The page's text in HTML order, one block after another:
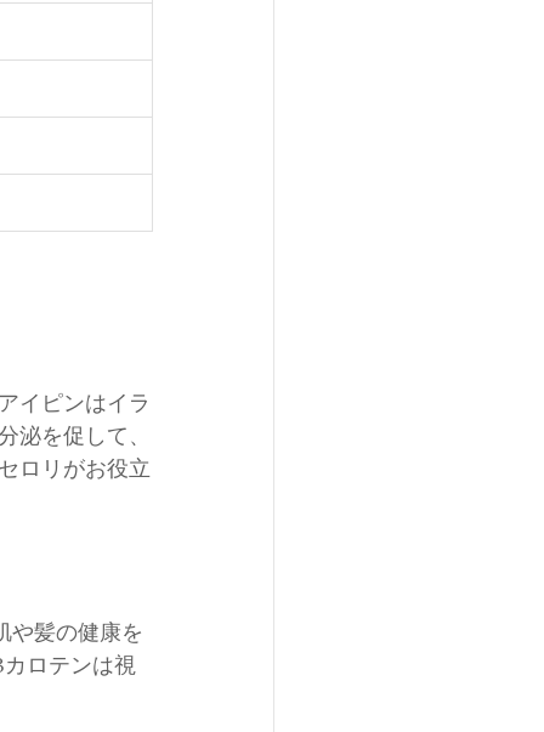
イピンはイラ
を促して、
ロリがお役立
や髪の健康を
ロテンは視